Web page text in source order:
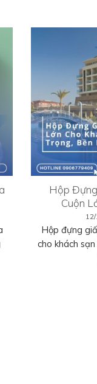
Hộp
Cuộn
Hộp đựng
cho khách